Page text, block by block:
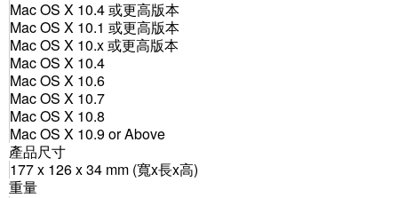
Mac OS X 10.4 或更高版本
Mac OS X 10.1 或更高版本
Mac OS X 10.x 或更高版本
Mac OS X 10.4
Mac OS X 10.6
Mac OS X 10.7
Mac OS X 10.8
Mac OS X 10.9 or Above
產品尺寸
177 x 126 x 34 mm (寬x長x高)
重量